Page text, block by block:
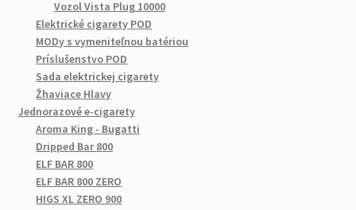
Vozol Vista Plug 10000
Elektrické cigarety POD
MODy s vymeniteľnou batériou
Príslušenstvo POD
Sada elektrickej cigarety
Žhaviace Hlavy
Jednorazové e-cigarety
Aroma King - Bugatti
Dripped Bar 800
ELF BAR 800
ELF BAR 800 ZERO
HIGS XL ZERO 900